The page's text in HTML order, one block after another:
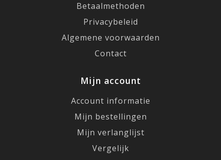
Betaalmethoden
Privacybeleid
Algemene voorwaarden
Contact
Mijn account
Account informatie
Mijn bestellingen
Mijn verlanglijst
Vergelijk